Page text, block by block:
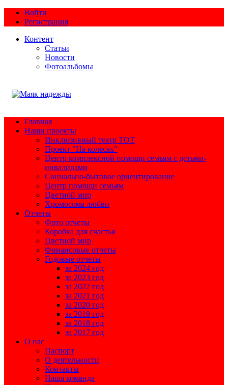
Войти
Регистрация
Контент
Статьи
Новости
Фотоальбомы
Главная
Наши проекты
Инклюзивный театр ТОТ
Проект "На колесах"
Центр комплексной помощи семьям с детьми-
инвалидами
Социально-бытовое ориентирование
Центр помощи семьям
Цветной мир
Хромосома любви
Отчеты
Фото отчеты
Коробка для счастья
Цветной мир
Финансовые отчеты
Годовые отчеты
за 2024 год
за 2023 год
за 2022 год
за 2021 год
за 2020 год
за 2019 год
за 2018 год
за 2017 год
О нас
Паспорт
О деятельности
Контакты
Наша команда